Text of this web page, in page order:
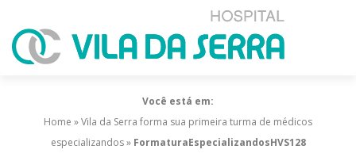
Você está em:
Home »Vila da Serra forma sua primeira turma de médicos
especializandos» FormaturaEspecializandosHVS128